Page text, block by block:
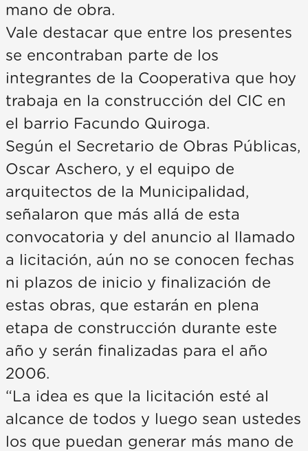
mano de obra.
Vale destacar que entre los presentes
se encontraban parte de los
integrantes de la Cooperativa que hoy
trabaja en la construcción del CIC en
el barrio Facundo Quiroga.
Según el Secretario de Obras Públicas,
Oscar Aschero, y el equipo de
arquitectos de la Municipalidad,
señalaron que más allá de esta
convocatoria y del anuncio al llamado
a licitación, aún no se conocen fechas
ni plazos de inicio y finalización de
estas obras, que estarán en plena
etapa de construcción durante este
año y serán finalizadas para el año
2006.
“La idea es que la licitación esté al
alcance de todos y luego sean ustedes
los que puedan generar más mano de